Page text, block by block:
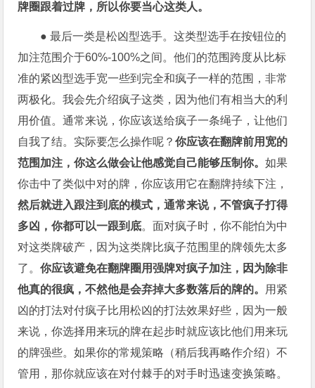
牌圈跟着过牌，所以你要当心这类人。
● 最后一类是松凶型选手。这类型选手在按钮位的
加注范围介于60%-100%之间。他们的范围跨度从比标
准的紧凶型选手宽一些到完全和疯子一样的范围，非常
两极化。我会先介绍疯子这类，因为他们有相当大的利
用价值。通常来说，你应该送给疯子一条绳子，让他们
自我了结。实际要怎么操作呢？你应该在翻牌前用宽的
范围加注，你这么做会让他感觉自己能够压制你。如果
你击中了类似中对的牌，你应该用它在翻牌持续下注，
然后就进入跟注到底的模式，通常来说，不管疯子打得
多凶，你都可以一跟到底。面对疯子时，你不能怕为中
对这类牌破产，因为这类牌比疯子范围里的牌领先太多
了。你应该避免在翻牌圈用强牌对疯子加注，因为除非
他真的很疯，不然他是会弃掉大多数落后的牌的。 用紧
凶的打法对付疯子比用松凶的打法效果好些，因为一般
来说，你选择用来玩的牌在起步时就应该比他们用来玩
的牌强些。如果你的常规策略（稍后我再略作介绍）不
管用，那你就应该在对付棘手的对手时迅速变换策略。